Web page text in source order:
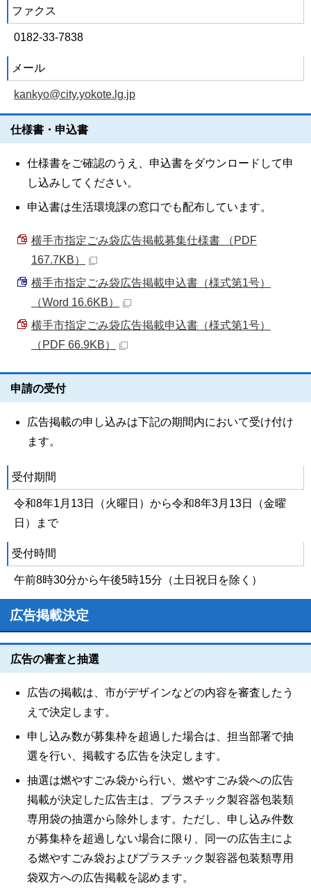
ファクス
0182-33-7838
メール
kankyo@city.yokote.lg.jp
仕様書・申込書
仕様書をご確認のうえ、申込書をダウンロードして申
し込みしてください。
申込書は生活環境課の窓口でも配布しています。
横手市指定ごみ袋広告掲載募集仕様書 （PDF
167.7KB）
横手市指定ごみ袋広告掲載申込書（様式第1号）
（Word 16.6KB）
横手市指定ごみ袋広告掲載申込書（様式第1号）
（PDF 66.9KB）
申請の受付
広告掲載の申し込みは下記の期間内において受け付け
ます。
受付期間
令和8年1月13日（火曜日）から令和8年3月13日（金曜
日）まで
受付時間
午前8時30分から午後5時15分（土日祝日を除く）
広告掲載決定
広告の審査と抽選
広告の掲載は、市がデザインなどの内容を審査したう
えで決定します。
申し込み数が募集枠を超過した場合は、担当部署で抽
選を行い、掲載する広告を決定します。
抽選は燃やすごみ袋から行い、燃やすごみ袋への広告
掲載が決定した広告主は、プラスチック製容器包装類
専用袋の抽選から除外します。ただし、申し込み件数
が募集枠を超過しない場合に限り、同一の広告主によ
る燃やすごみ袋およびプラスチック製容器包装類専用
袋双方への広告掲載を認めます。